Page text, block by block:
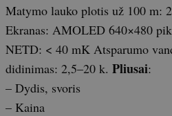
Matymo lauko plotis už 100 m:
Ekranas: AMOLED 640×480
NETD: < 40 mK Atsparumo
didinimas: 2,5–20 k. Pliusai:
– Dydis, svoris
– Kaina